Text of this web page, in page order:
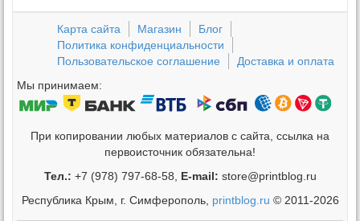
Карта сайта Магазин
Блог
Политика конфиденциальности
Пользовательское соглашение
Доставка и оплата
Мы принимаем:
При копировании любых материалов с сайта, ссылка на
первоисточник обязательна!
Тел.: +7 (978) 797-68-58, E-mail: store@printblog.ru
Республика Крым, г. Симферополь, printblog.ru © 2011-2026